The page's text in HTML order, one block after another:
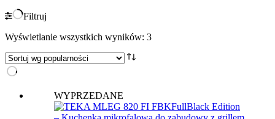
Filtruj
Wyświetlanie wszystkich wyników: 3Posortowane
WYPRZEDANE